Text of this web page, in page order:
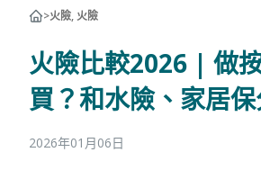
>火險, 火險
火險比較2026 | 做
買？和水險、家居保
2026年01月06日